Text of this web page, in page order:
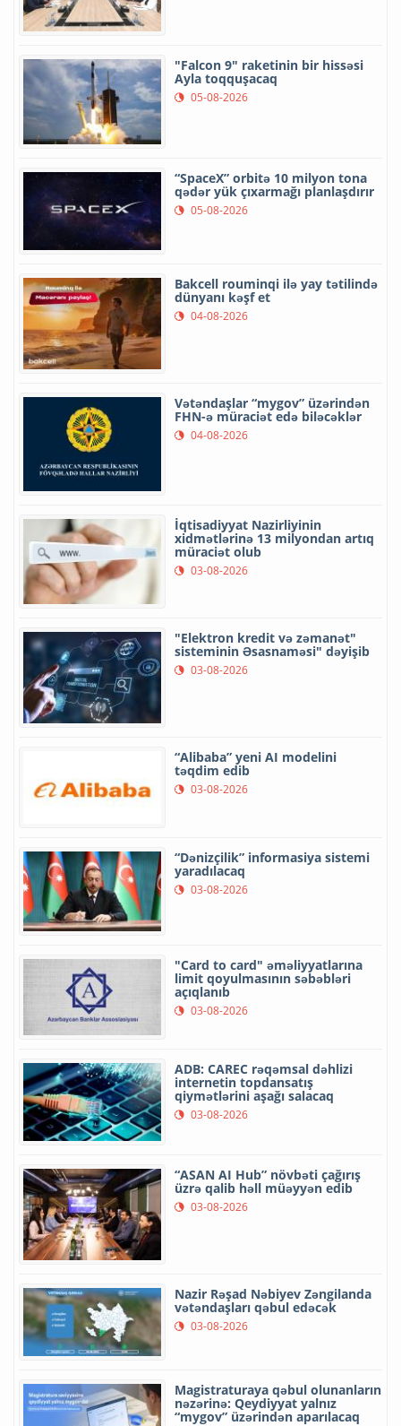
"Falcon 9" raketinin bir hissəsi
Ayla toqquşacaq
05-08-2026
“SpaceX” orbitə 10 milyon tona
qədər yük çıxarmağı planlaşdırır
05-08-2026
Bakcell rouminqi ilə yay tətilində
dünyanı kəşf et
04-08-2026
Vətəndaşlar “mygov” üzərindən
FHN-ə müraciət edə biləcəklər
04-08-2026
İqtisadiyyat Nazirliyinin
xidmətlərinə 13 milyondan artıq
müraciət olub
03-08-2026
"Elektron kredit və zəmanət"
sisteminin Əsasnaməsi" dəyişib
03-08-2026
“Alibaba” yeni AI modelini
təqdim edib
03-08-2026
“Dənizçilik” informasiya sistemi
yaradılacaq
03-08-2026
"Card to card" əməliyyatlarına
limit qoyulmasının səbəbləri
açıqlanıb
03-08-2026
ADB: CAREC rəqəmsal dəhlizi
internetin topdansatış
qiymətlərini aşağı salacaq
03-08-2026
“ASAN AI Hub” növbəti çağırış
üzrə qalib həll müəyyən edib
03-08-2026
Nazir Rəşad Nəbiyev Zəngilanda
vətəndaşları qəbul edəcək
03-08-2026
Magistraturaya qəbul olunanların
nəzərinə: Qeydiyyat yalnız
“mygov” üzərindən aparılacaq